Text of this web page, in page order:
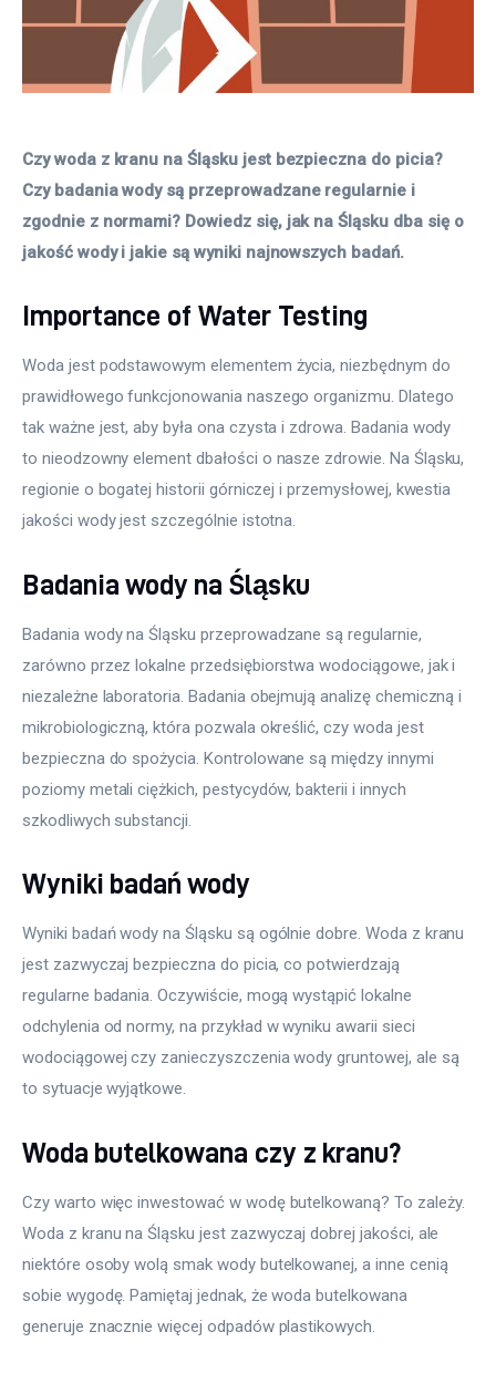
Czy woda z kranu na Śląsku jest bezpieczna do picia?
Czy badania wody są przeprowadzane regularnie i
zgodnie z normami? Dowiedz się, jak na Śląsku dba się o
jakość wody i jakie są wyniki najnowszych badań.
Importance of Water Testing
Woda jest podstawowym elementem życia, niezbędnym do
prawidłowego funkcjonowania naszego organizmu. Dlatego
tak ważne jest, aby była ona czysta i zdrowa. Badania wody
to nieodzowny element dbałości o nasze zdrowie. Na Śląsku,
regionie o bogatej historii górniczej i przemysłowej, kwestia
jakości wody jest szczególnie istotna.
Badania wody na Śląsku
Badania wody na Śląsku przeprowadzane są regularnie,
zarówno przez lokalne przedsiębiorstwa wodociągowe, jak i
niezależne laboratoria. Badania obejmują analizę chemiczną i
mikrobiologiczną, która pozwala określić, czy woda jest
bezpieczna do spożycia. Kontrolowane są między innymi
poziomy metali ciężkich, pestycydów, bakterii i innych
szkodliwych substancji.
Wyniki badań wody
Wyniki badań wody na Śląsku są ogólnie dobre. Woda z kranu
jest zazwyczaj bezpieczna do picia, co potwierdzają
regularne badania. Oczywiście, mogą wystąpić lokalne
odchylenia od normy, na przykład w wyniku awarii sieci
wodociągowej czy zanieczyszczenia wody gruntowej, ale są
to sytuacje wyjątkowe.
Woda butelkowana czy z kranu?
Czy warto więc inwestować w wodę butelkowaną? To zależy.
Woda z kranu na Śląsku jest zazwyczaj dobrej jakości, ale
niektóre osoby wolą smak wody butelkowanej, a inne cenią
sobie wygodę. Pamiętaj jednak, że woda butelkowana
generuje znacznie więcej odpadów plastikowych.